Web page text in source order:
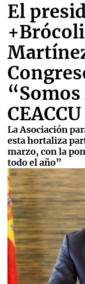
El
CEACCU
La Asociación
esta hortaliza
marzo, con la
todo el año”